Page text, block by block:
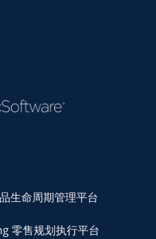
生命周期管理平台
零售规划执行平台